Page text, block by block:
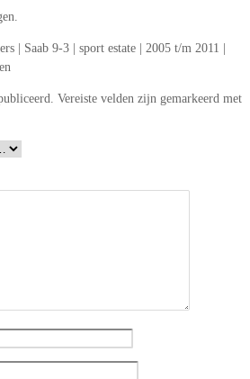
| Saab 9-3 | sport estate | 2005 t/m 2011 |
Vereiste velden zijn gemarkeerd met